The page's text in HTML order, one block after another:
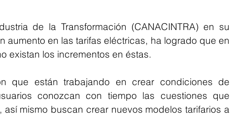
de la Transformación (CANACINTRA) en su
aumento en las tarifas eléctricas, ha logrado que en
existan los incrementos en éstas.
que están trabajando en crear condiciones de
conozcan con tiempo las cuestiones que
mismo buscan crear nuevos modelos tarifarios a